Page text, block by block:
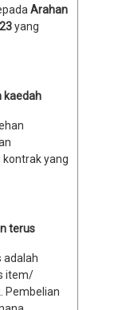
Arahan
yang
kaedah
yang
terus
adalah
item/
Pembelian